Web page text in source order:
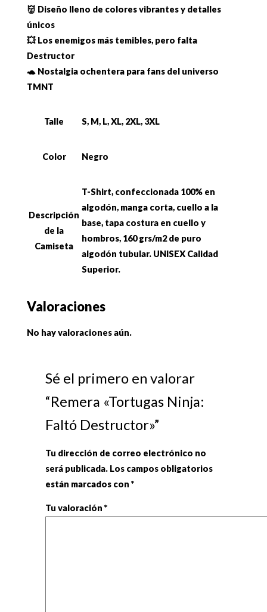
👹 Diseño lleno de colores vibrantes y detalles
únicos
💥 Los enemigos más temibles, pero falta
Destructor
🐢 Nostalgia ochentera para fans del universo
TMNT
Talle S, M, L, XL, 2XL, 3XL
Color Negro
Descripción
de la
Camiseta
T-Shirt, confeccionada 100% en
algodón, manga corta, cuello a la
base, tapa costura en cuello y
hombros, 160 grs/m2 de puro
algodón tubular. UNISEX Calidad
Superior.
Valoraciones
No hay valoraciones aún.
Sé el primero en valorar
“Remera «Tortugas Ninja:
Faltó Destructor»”
Tu dirección de correo electrónico no
será publicada. Los campos obligatorios
están marcados con*
Tu valoración*